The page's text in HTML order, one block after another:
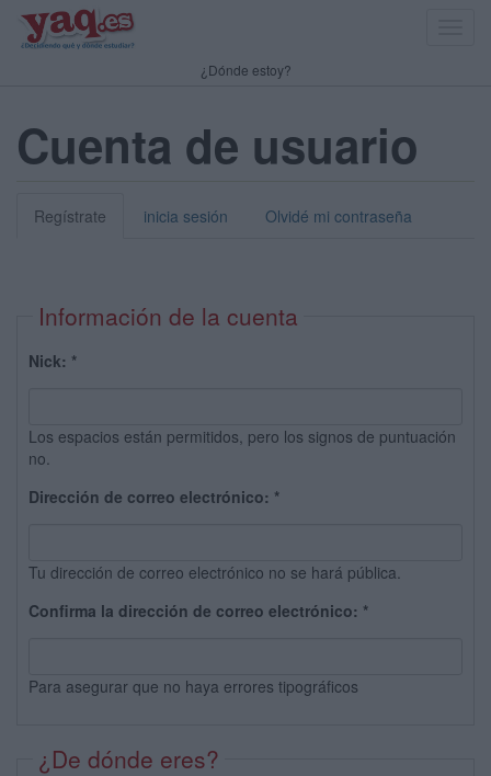
¿Dónde estoy?
Cuenta de usuario
Regístrate inicia sesión Olvidé mi contraseña
Información de la cuenta
Nick: *
Los espacios están permitidos, pero los signos de puntuación
no.
Dirección de correo electrónico: *
Tu dirección de correo electrónico no se hará pública.
Confirma la dirección de correo electrónico: *
Para asegurar que no haya errores tipográficos
¿De dónde eres?